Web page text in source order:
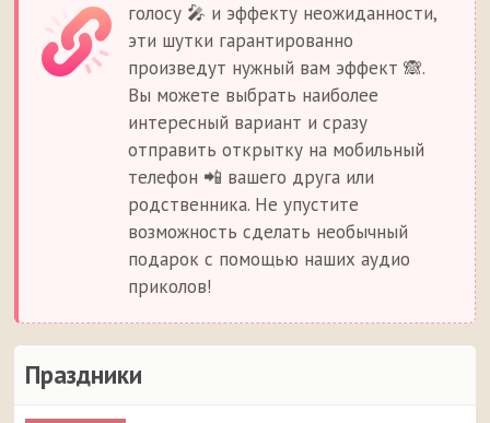
Праздники
голосу 🎤 и эффекту неожиданности,
эти шутки гарантированно
произведут нужный вам эффект 🙈.
Вы можете выбрать наиболее
интересный вариант и сразу
отправить открытку на мобильный
телефон 📲 вашего друга или
родственника. Не упустите
возможность сделать необычный
подарок с помощью наших аудио
приколов!